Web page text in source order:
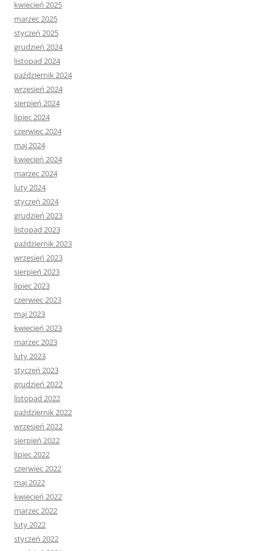
kwiecień 2025
marzec 2025
styczeń 2025
grudzień 2024
listopad 2024
październik 2024
wrzesień 2024
sierpień 2024
lipiec 2024
czerwiec 2024
maj 2024
kwiecień 2024
marzec 2024
luty 2024
styczeń 2024
grudzień 2023
listopad 2023
październik 2023
wrzesień 2023
sierpień 2023
lipiec 2023
czerwiec 2023
maj 2023
kwiecień 2023
marzec 2023
luty 2023
styczeń 2023
grudzień 2022
listopad 2022
październik 2022
wrzesień 2022
sierpień 2022
lipiec 2022
czerwiec 2022
maj 2022
kwiecień 2022
marzec 2022
luty 2022
styczeń 2022